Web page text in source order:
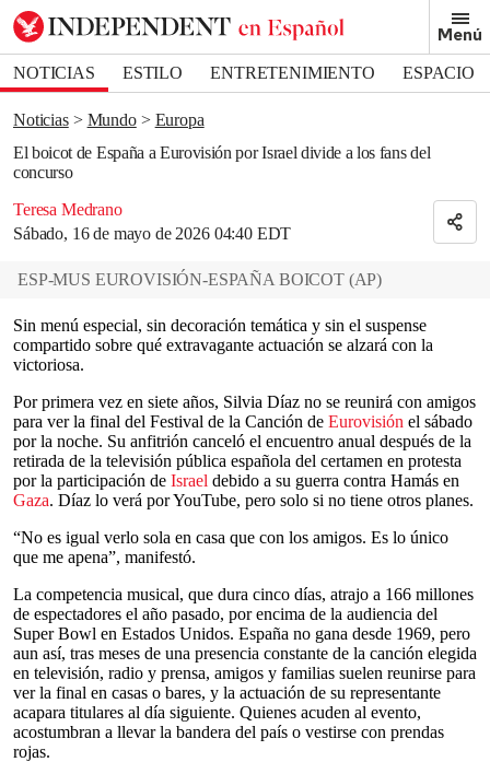
Menú
NOTICIAS ESTILO ENTRETENIMIENTO
ESPACIO
DEPORTES
Noticias Mundo
Europa
El boicot de España a Eurovisión por Israel divide a los fans del
concurso
Teresa Medrano
Sábado, 16 de mayo de 2026 04:40 EDT
Bookmark popover
Removed from bookmarks
Close popover
ESP-MUS EUROVISIÓN-ESPAÑA BOICOT (AP)
Sin menú especial, sin decoración temática y sin el suspense
compartido sobre qué extravagante actuación se alzará con la
victoriosa.
Por primera vez en siete años, Silvia Díaz no se reunirá con amigos
para ver la final del Festival de la Canción de Eurovisión el sábado
por la noche. Su anfitrión canceló el encuentro anual después de la
retirada de la televisión pública española del certamen en protesta
por la participación de Israel debido a su guerra contra Hamás en
Gaza. Díaz lo verá por YouTube, pero solo si no tiene otros planes.
“No es igual verlo sola en casa que con los amigos. Es lo único
que me apena”, manifestó.
La competencia musical, que dura cinco días, atrajo a 166 millones
de espectadores el año pasado, por encima de la audiencia del
Super Bowl en Estados Unidos. España no gana desde 1969, pero
aun así, tras meses de una presencia constante de la canción elegida
en televisión, radio y prensa, amigos y familias suelen reunirse para
ver la final en casas o bares, y la actuación de su representante
acapara titulares al día siguiente. Quienes acuden al evento,
acostumbran a llevar la bandera del país o vestirse con prendas
rojas.